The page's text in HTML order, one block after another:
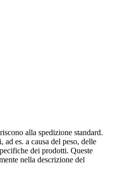
alla spedizione standard.
ad es. a causa del peso, delle
dei prodotti. Queste
nella descrizione del